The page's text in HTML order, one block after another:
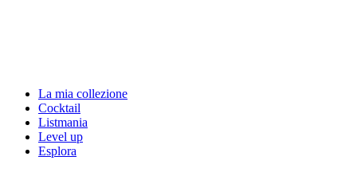
La mia collezione
Cocktail
Listmania
Level up
Esplora